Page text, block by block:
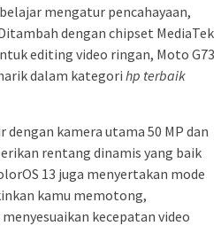
mengatur pencahayaan,
dengan chipset MediaTek
editing video ringan, Moto G73
dalam kategori hp terbaik
dengan kamera utama 50 MP dan
rentang dinamis yang baik
13 juga menyertakan mode
kamu memotong,
kecepatan video